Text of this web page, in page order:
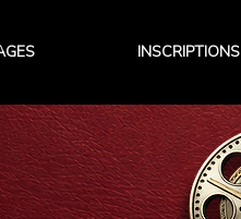
INSCRIPTIONS